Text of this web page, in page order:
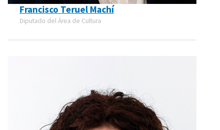
Francisco Teruel Machí
Diputado del Área de Cultura